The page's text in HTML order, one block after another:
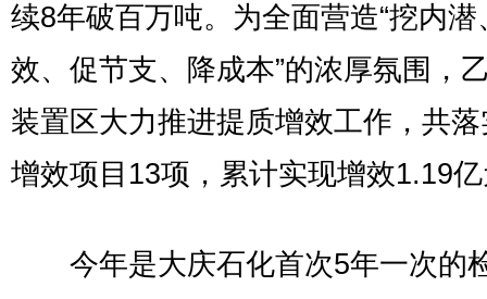
续8年破百万吨。为全面营造“挖内潜
效、促节支、降成本”的浓厚氛围，
装置区大力推进提质增效工作，共
增效项目13项，累计实现增效1.19
今年是大庆石化首次5年一次的